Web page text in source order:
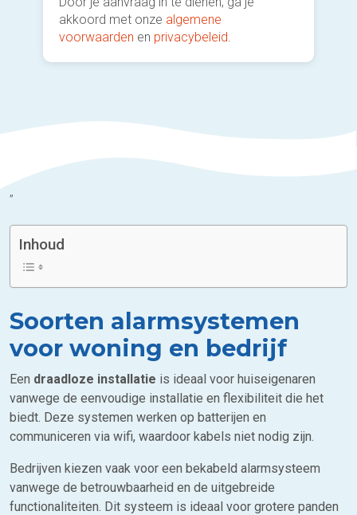
akkoord met onze algemene
voorwaarden en privacybeleid.
”
Inhoud
Soorten alarmsystemen
voor woning en bedrijf
Een draadloze installatie is ideaal voor huiseigenaren
vanwege de eenvoudige installatie en flexibiliteit die het
biedt. Deze systemen werken op batterijen en
communiceren via wifi, waardoor kabels niet nodig zijn.
Bedrijven kiezen vaak voor een bekabeld alarmsysteem
vanwege de betrouwbaarheid en de uitgebreide
functionaliteiten. Dit systeem is ideaal voor grotere panden